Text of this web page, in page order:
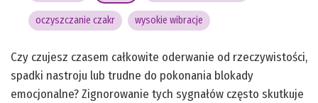
oczyszczanie czakr wysokie wibracje
Czy czujesz czasem całkowite oderwanie od rzeczywistości,
spadki nastroju lub trudne do pokonania blokady
emocjonalne? Zignorowanie tych sygnałów często skutkuje